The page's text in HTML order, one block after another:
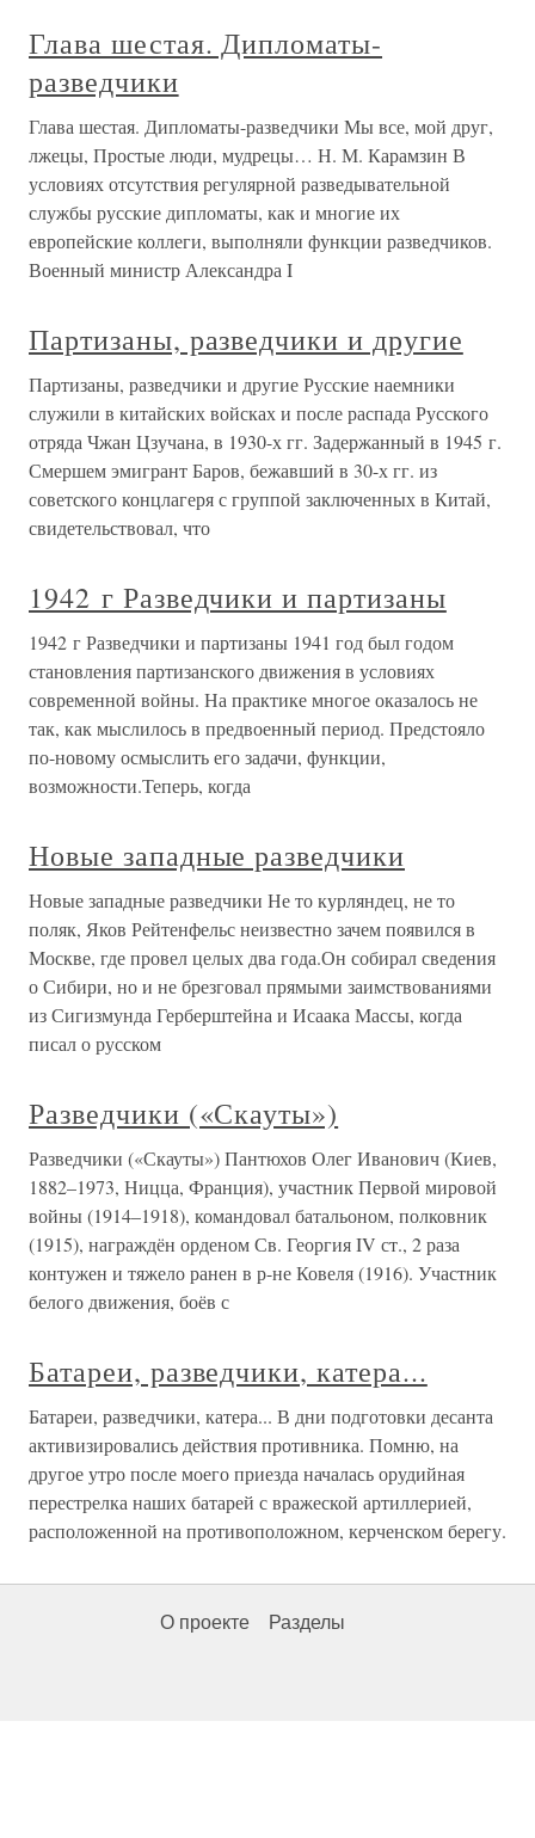
Глава шестая. Дипломаты-
разведчики
Глава шестая. Дипломаты-разведчики Мы все, мой друг,
лжецы, Простые люди, мудрецы… Н. М. Карамзин В
условиях отсутствия регулярной разведывательной
службы русские дипломаты, как и многие их
европейские коллеги, выполняли функции разведчиков.
Военный министр Александра I
Партизаны, разведчики и другие
Партизаны, разведчики и другие Русские наемники
служили в китайских войсках и после распада Русского
отряда Чжан Цзучана, в 1930-х гг. Задержанный в 1945 г.
Смершем эмигрант Баров, бежавший в 30-х гг. из
советского концлагеря с группой заключенных в Китай,
свидетельствовал, что
1942 г Разведчики и партизаны
1942 г Разведчики и партизаны 1941 год был годом
становления партизанского движения в условиях
современной войны. На практике многое оказалось не
так, как мыслилось в предвоенный период. Предстояло
по-новому осмыслить его задачи, функции,
возможности.Теперь, когда
Новые западные разведчики
Новые западные разведчики Не то курляндец, не то
поляк, Яков Рейтенфельс неизвестно зачем появился в
Москве, где провел целых два года.Он собирал сведения
о Сибири, но и не брезговал прямыми заимствованиями
из Сигизмунда Герберштейна и Исаака Массы, когда
писал о русском
Разведчики («Скауты»)
Разведчики («Скауты») Пантюхов Олег Иванович (Киев,
1882–1973, Ницца, Франция), участник Первой мировой
войны (1914–1918), командовал батальоном, полковник
(1915), награждён орденом Св. Георгия IV ст., 2 раза
контужен и тяжело ранен в р-не Ковеля (1916). Участник
белого движения, боёв с
Батареи, разведчики, катера...
Батареи, разведчики, катера... В дни подготовки десанта
активизировались действия противника. Помню, на
другое утро после моего приезда началась орудийная
перестрелка наших батарей с вражеской артиллерией,
расположенной на противоположном, керченском берегу.
О проекте Разделы